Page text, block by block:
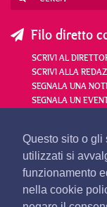
Questo sito o gli
utilizzati si
funzionamento
nella cookie
Filo diretto
SCRIVI AL
SCRIVI ALLA
SEGNALA UNA
SEGNALA UN